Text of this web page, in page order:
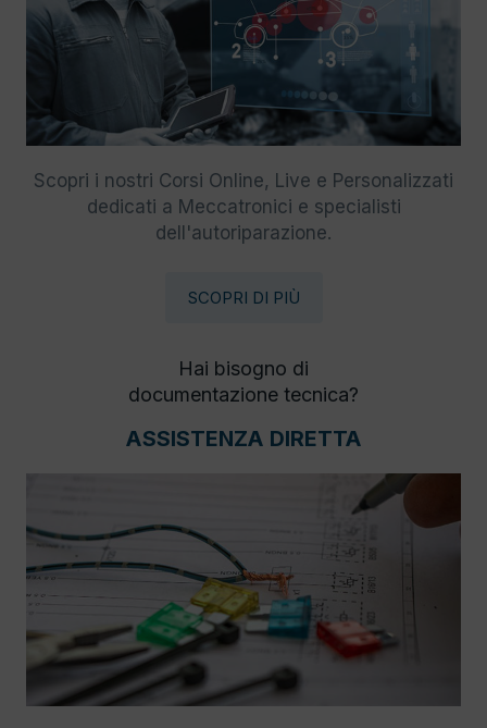
Scopri i nostri Corsi Online, Live e Personalizzati
dedicati a Meccatronici e specialisti
dell'autoriparazione.
SCOPRI DI PIÙ
Hai bisogno di
documentazione tecnica?
ASSISTENZA DIRETTA